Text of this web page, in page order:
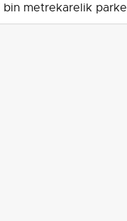
bin metrekarelik parke